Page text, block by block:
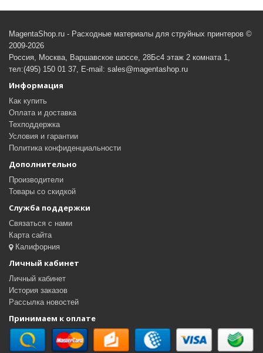
MagentaShop.ru - Расходные материалы для струйных принтеров ©
2009-2026
Россия, Москва, Варшавское шоссе, 28Бс4 этаж 2 комната 1,
тел:(495) 150 01 37, E-mail: sales@magentashop.ru
Информация
Как купить
Оплата и доставка
Техподдержка
Условия и гарантии
Политика конфиденциальности
Дополнительно
Производители
Товары со скидкой
Служба поддержки
Связаться с нами
Карта сайта
Калифорния
Личный кабинет
Личный кабинет
История заказов
Рассылка новостей
Принимаем к оплате